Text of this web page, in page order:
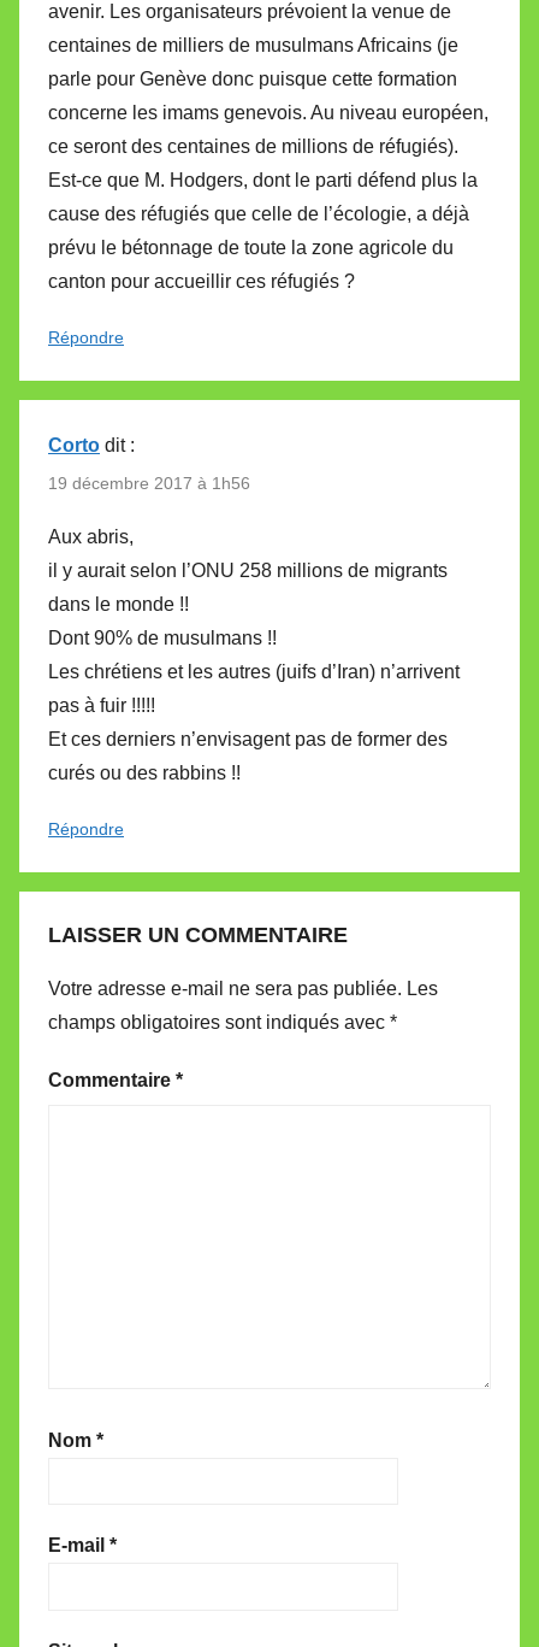
avenir. Les organisateurs prévoient la venue de
centaines de milliers de musulmans Africains (je
parle pour Genève donc puisque cette formation
concerne les imams genevois. Au niveau européen,
ce seront des centaines de millions de réfugiés).
Est-ce que M. Hodgers, dont le parti défend plus la
cause des réfugiés que celle de l’écologie, a déjà
prévu le bétonnage de toute la zone agricole du
canton pour accueillir ces réfugiés ?
Répondre
Corto dit :
19 décembre 2017 à 1h56
Aux abris,
il y aurait selon l’ONU 258 millions de migrants
dans le monde !!
Dont 90% de musulmans !!
Les chrétiens et les autres (juifs d’Iran) n’arrivent
pas à fuir !!!!!
Et ces derniers n’envisagent pas de former des
curés ou des rabbins !!
Répondre
LAISSER UN COMMENTAIRE
Votre adresse e-mail ne sera pas publiée. Les
champs obligatoires sont indiqués avec *
Commentaire *
Nom *
E-mail *